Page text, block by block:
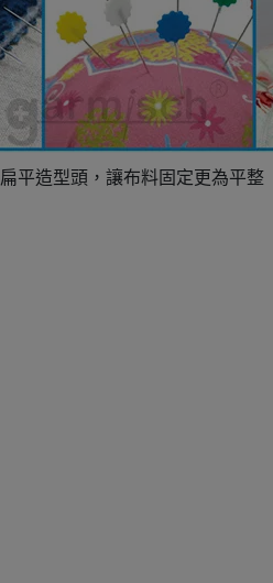
扁平造型頭，讓布料固定更為平整